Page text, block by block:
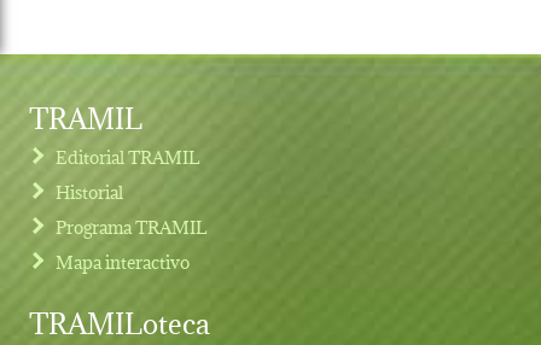
TRAMIL
Editorial TRAMIL
Historial
Programa TRAMIL
Mapa interactivo
TRAMILoteca